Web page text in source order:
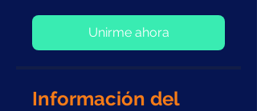
Unirme ahora
Información del